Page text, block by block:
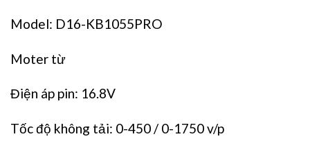
Model: D16-KB1055PRO
Moter từ
Điện áp pin: 16.8V
Tốc độ không tải: 0-450 / 0-1750 v/p